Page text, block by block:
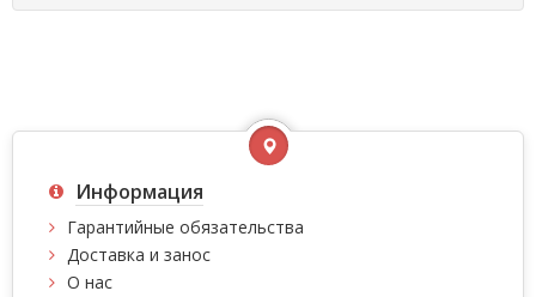
Информация
Гарантийные обязательства
Доставка и занос
О нас